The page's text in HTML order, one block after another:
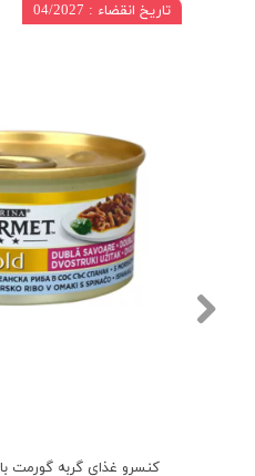
تاریخ انقضاء : 04/2027